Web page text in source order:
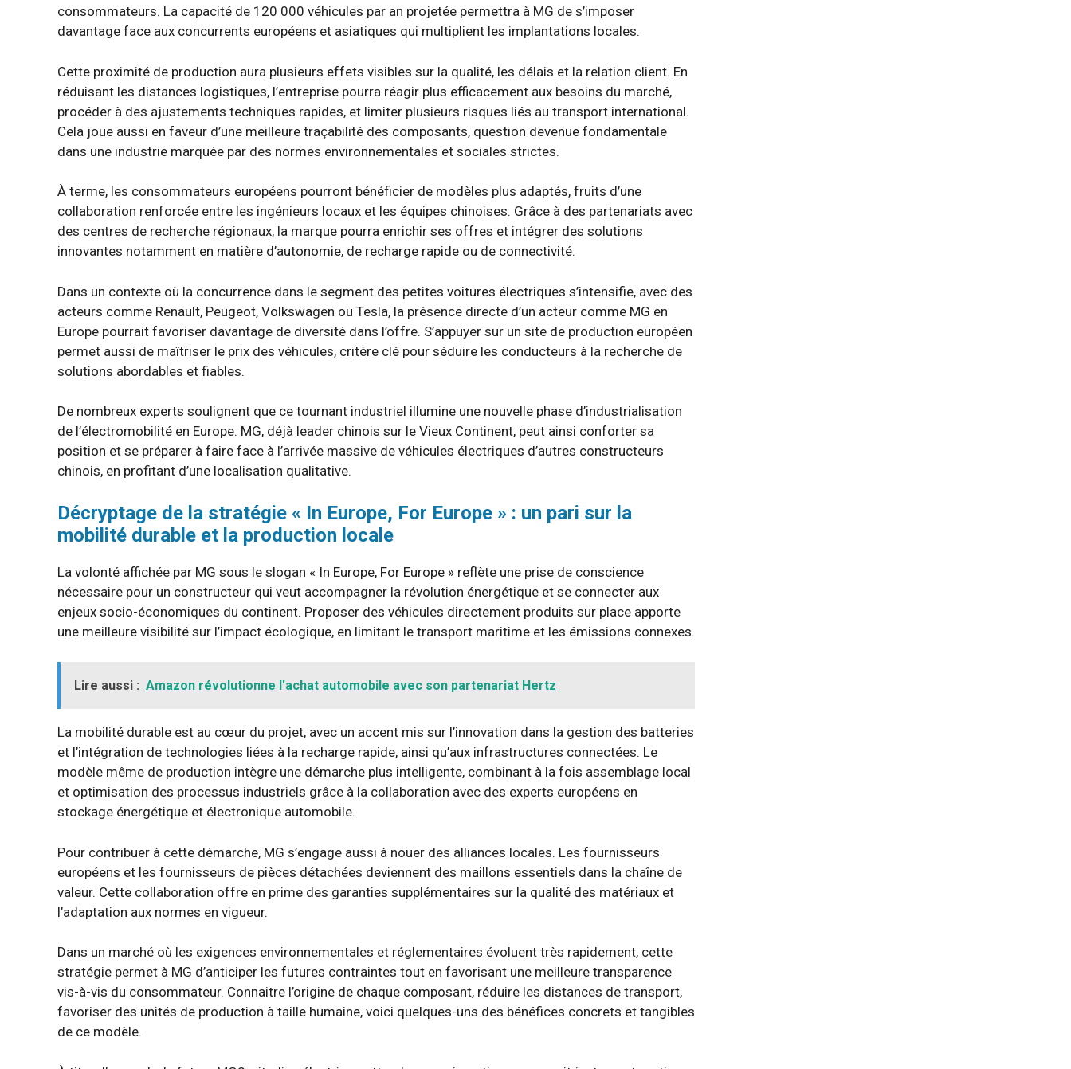
consommateurs. La capacité de 120 000 véhicules par an projetée permettra à MG de s’imposer
davantage face aux concurrents européens et asiatiques qui multiplient les implantations locales.
Cette proximité de production aura plusieurs effets visibles sur la qualité, les délais et la relation client. En
réduisant les distances logistiques, l’entreprise pourra réagir plus efficacement aux besoins du marché,
procéder à des ajustements techniques rapides, et limiter plusieurs risques liés au transport international.
Cela joue aussi en faveur d’une meilleure traçabilité des composants, question devenue fondamentale
dans une industrie marquée par des normes environnementales et sociales strictes.
À terme, les consommateurs européens pourront bénéficier de modèles plus adaptés, fruits d’une
collaboration renforcée entre les ingénieurs locaux et les équipes chinoises. Grâce à des partenariats avec
des centres de recherche régionaux, la marque pourra enrichir ses offres et intégrer des solutions
innovantes notamment en matière d’autonomie, de recharge rapide ou de connectivité.
Dans un contexte où la concurrence dans le segment des petites voitures électriques s’intensifie, avec des
acteurs comme Renault, Peugeot, Volkswagen ou Tesla, la présence directe d’un acteur comme MG en
Europe pourrait favoriser davantage de diversité dans l’offre. S’appuyer sur un site de production européen
permet aussi de maîtriser le prix des véhicules, critère clé pour séduire les conducteurs à la recherche de
solutions abordables et fiables.
De nombreux experts soulignent que ce tournant industriel illumine une nouvelle phase d’industrialisation
de l’électromobilité en Europe. MG, déjà leader chinois sur le Vieux Continent, peut ainsi conforter sa
position et se préparer à faire face à l’arrivée massive de véhicules électriques d’autres constructeurs
chinois, en profitant d’une localisation qualitative.
Décryptage de la stratégie « In Europe, For Europe » : un pari sur la
mobilité durable et la production locale
La volonté affichée par MG sous le slogan « In Europe, For Europe » reflète une prise de conscience
nécessaire pour un constructeur qui veut accompagner la révolution énergétique et se connecter aux
enjeux socio-économiques du continent. Proposer des véhicules directement produits sur place apporte
une meilleure visibilité sur l’impact écologique, en limitant le transport maritime et les émissions connexes.
Lire aussi : Amazon révolutionne l'achat automobile avec son partenariat Hertz
La mobilité durable est au cœur du projet, avec un accent mis sur l’innovation dans la gestion des batteries
et l’intégration de technologies liées à la recharge rapide, ainsi qu’aux infrastructures connectées. Le
modèle même de production intègre une démarche plus intelligente, combinant à la fois assemblage local
et optimisation des processus industriels grâce à la collaboration avec des experts européens en
stockage énergétique et électronique automobile.
Pour contribuer à cette démarche, MG s’engage aussi à nouer des alliances locales. Les fournisseurs
européens et les fournisseurs de pièces détachées deviennent des maillons essentiels dans la chaîne de
valeur. Cette collaboration offre en prime des garanties supplémentaires sur la qualité des matériaux et
l’adaptation aux normes en vigueur.
Dans un marché où les exigences environnementales et réglementaires évoluent très rapidement, cette
stratégie permet à MG d’anticiper les futures contraintes tout en favorisant une meilleure transparence
vis-à-vis du consommateur. Connaitre l’origine de chaque composant, réduire les distances de transport,
favoriser des unités de production à taille humaine, voici quelques-uns des bénéfices concrets et tangibles
de ce modèle.